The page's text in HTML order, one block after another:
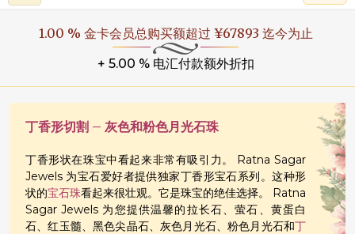
1.00 % 金卡会员总购买额超过 ¥67893 迄今为止
+ 5.00 % 电汇付款额外折扣
丁香形切割 – 灰色和粉色月光石珠
丁香形状在珠宝中看起来非常有吸引力。 Ratna Sagar
Jewels 为宝石爱好者提供独家丁香形宝石系列。这种形
状的宝石珠看起来很壮观。它是珠宝的绝佳选择。 Ratna
Sagar Jewels 为您提供温馨的拉长石、萤石、黄蛋白
石、红玉髓、黑色尖晶石、灰色月光石、粉色月光石和丁